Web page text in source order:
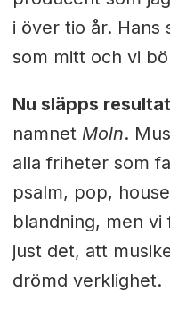
i över tio år. Hans
som mitt och vi
Nu släpps
namnet Moln.
alla friheter som
psalm, pop,
blandning, men vi
just det, att
drömd verklighet.